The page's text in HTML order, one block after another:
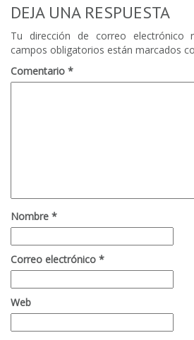
DEJA UNA RESPUESTA
Tu dirección de correo electrónico
campos obligatorios están marcados
Comentario *
Nombre *
Correo electrónico *
Web